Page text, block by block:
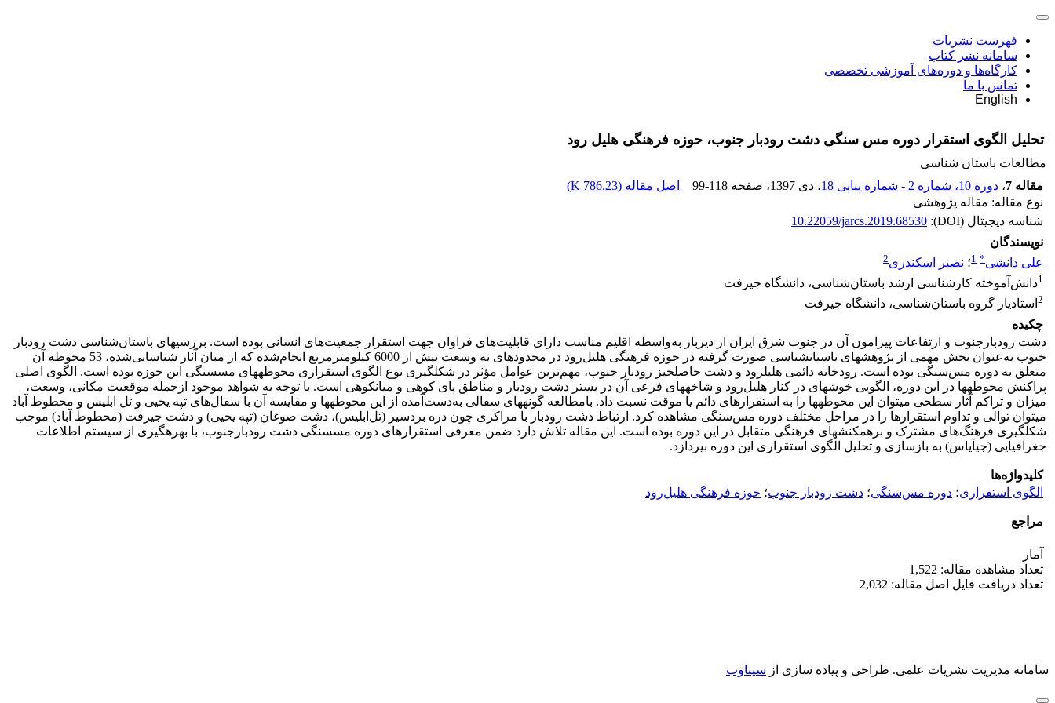
فهرست نشریات
سامانه نشر کتاب
کارگاه‌ها و دوره‌های آموزشی تخصصی
تماس با ما
English
تحلیل الگوی استقرار دوره مس سنگی دشت رودبار جنوب، حوزه فرهنگی هلیل رود
مطالعات باستان شناسی
مقاله 7
، دوره 10، شماره 2 - شماره پیاپی 18 ، دی 1397 ، صفحه 99-118 اصل مقاله (786.23 K
)
نوع مقاله: مقاله پژوهشی
شناسه دیجیتال (DOI):
10.22059/jarcs.2019.68530
نویسندگان
علی دانشی*
1؛ نصیر اسکندری2
1دانش‌آموخته کارشناسی ارشد باستان‌شناسی، دانشگاه جیرفت
2 استادیار گروه باستان‌شناسی، دانشگاه جیرفت
چکیده
دشت رودبارجنوب و ارتفاعات پیرامون آن در جنوب شرق ایران از دیرباز به‌واسطه اقلیم مناسب دارای قابلیت‌های فراوان جهت استقرار جمعیت‌های انسانی بوده است. بررسی­های باستان‌شناسی دشت رودبار
جنوب به‌عنوان بخش مهمی از پژوهش­های باستان­شناسی صورت گرفته در حوزه فرهنگی هلیل‌رود در محدوده­ای به وسعت بیش از 6000 کیلومترمربع انجام‌شده که از میان آثار شناسایی‌شده، 53 محوطه آن
متعلق به دوره مس‌سنگی بوده است. رودخانه دائمی هلیل­رود و دشت حاصلخیز رودبار جنوب، مهم‌ترین عوامل مؤثر در شکل­گیری نوع الگوی استقراری محوطه­های مس­سنگی این حوزه بوده است. الگوی اصلی
پراکنش محوطه­ها در این دوره، الگویی خوشه­ای در کنار هلیل‌رود و شاخه­های فرعی آن در بستر دشت رودبار و مناطق پای کوهی و میانکوهی است. با توجه به شواهد موجود ازجمله موقعیت مکانی، وسعت،
میزان و تراکم آثار سطحی می­توان این محوطه­ها را به استقرارهای دائم یا موقت نسبت داد. بامطالعه گونه­های سفالی به‌دست‌آمده از این محوطه­ها و مقایسه آن با سفال‌های تپه یحیی و تل ابلیس و محطوط آباد
می­توان توالی و تداوم استقرارها را در مراحل مختلف دوره مس‌سنگی مشاهده کرد. ارتباط دشت رودبار با مراکزی چون دره بردسیر (تل‌ابلیس)، دشت صوغان (تپه یحیی) و دشت جیرفت (محطوط آباد) موجب
شکل­گیری فرهنگ‌های مشترک و برهم­کنش­های فرهنگی متقابل در این دوره بوده است. این مقاله تلاش دارد ضمن معرفی استقرارهای دوره مس­سنگی دشت رودبارجنوب، با بهره­گیری از سیستم اطلاعات
جغرافیایی (جی­آی­اس) به بازسازی و تحلیل الگوی استقراری این دوره بپردازد.
کلیدواژه‌ها
الگوی استقراری؛ دوره مس‌سنگی؛ دشت رودبار جنوب؛ حوزه فرهنگی هلیل‌رود
مراجع
آمار
تعداد مشاهده مقاله: 1,522
تعداد دریافت فایل اصل مقاله: 2,032
سامانه مدیریت نشریات علمی. طراحی و پیاده سازی از سیناوب